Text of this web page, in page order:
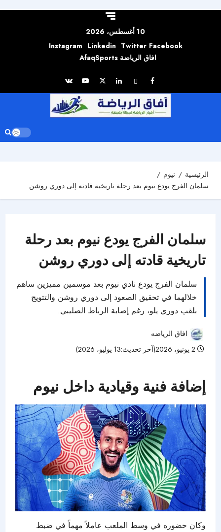
10 أغسطس، 2026
Facebook
Twitter
Linkedin
Instagram
افاق الرياضة AfaqSports
الرئيسية
نيوم
سلمان الفرج يودع نيوم بعد رحلة تاريخية قادته إلى دوري روشن
سلمان الفرج يودع نيوم بعد رحلة
تاريخية قادته إلى دوري روشن
سلمان الفرج يودع نادي نيوم بعد موسمين مميزين ساهم
خلالهما في تحقيق الصعود إلى دوري روشن والتتويج
بلقب دوري يلو، رغم إصابة الرباط الصليبي.
افاق الرياضه
إضافة فنية وقيادية داخل نيوم
وكان حضوره في وسط الملعب عاملاً مهماً في ضبط